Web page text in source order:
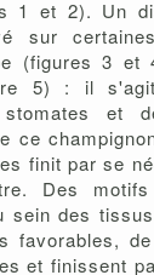
1 et 2). Un
sur
(figures 3
5) : il s'agit
et
ce
finit par se
Des
sein des
favorables,
et finissent